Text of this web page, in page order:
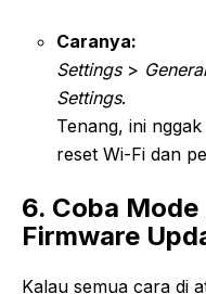
Caranya:
Settings> General
Settings.
Tenang, ini
reset Wi-Fi dan
6. Coba
Firmware
Kalau semua cara di